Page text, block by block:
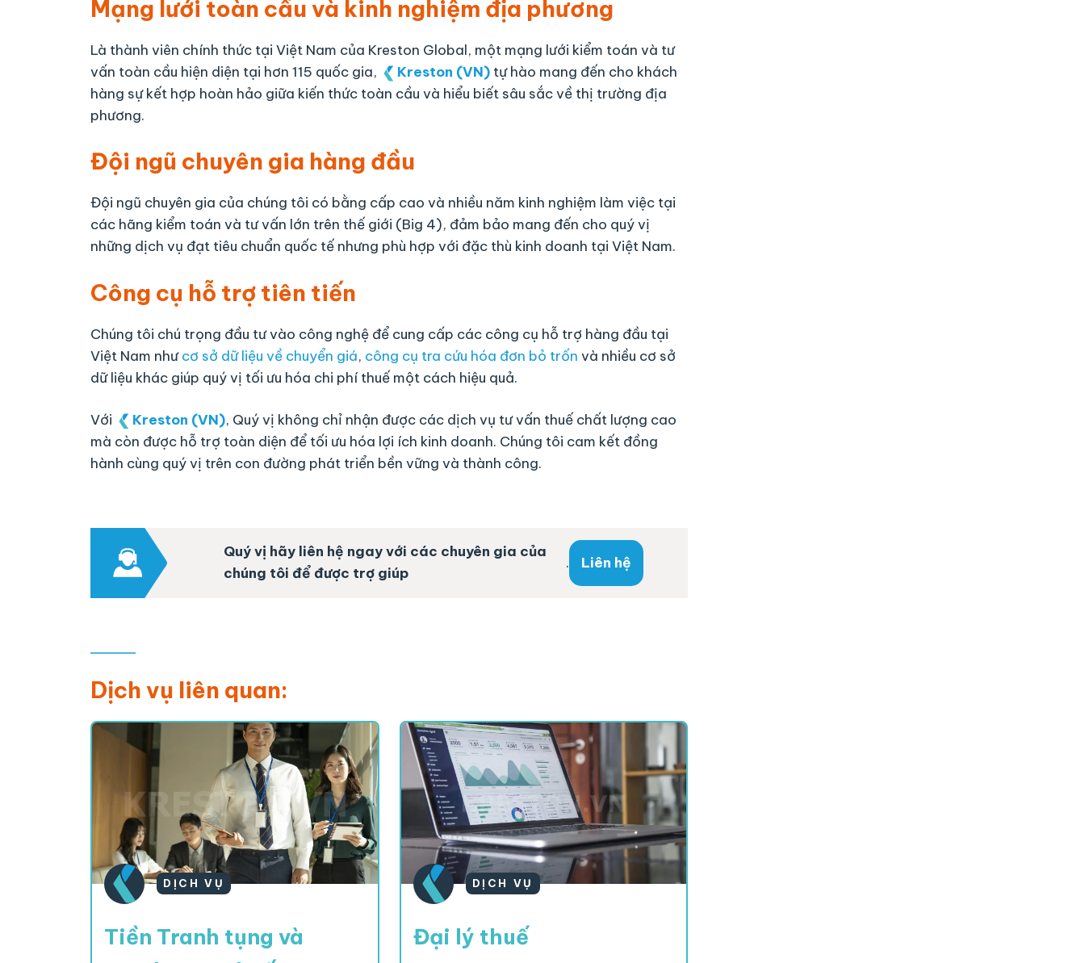
Mạng lưới toàn cầu và kinh nghiệm địa phương
Là thành viên chính thức tại Việt Nam của Kreston Global, một mạng lưới kiểm toán và tư
vấn toàn cầu hiện diện tại hơn 115 quốc gia,
Kreston (VN) tự hào mang đến cho khách
hàng sự kết hợp hoàn hảo giữa kiến thức toàn cầu và hiểu biết sâu sắc về thị trường địa
phương​​​​.
Đội ngũ chuyên gia hàng đầu
Đội ngũ chuyên gia của chúng tôi có bằng cấp cao và nhiều năm kinh nghiệm làm việc tại
các hãng kiểm toán và tư vấn lớn trên thế giới (Big 4), đảm bảo mang đến cho quý vị
những dịch vụ đạt tiêu chuẩn quốc tế nhưng phù hợp với đặc thù kinh doanh tại Việt Nam​​.
Công cụ hỗ trợ tiên tiến
Chúng tôi chú trọng đầu tư vào công nghệ để cung cấp các công cụ hỗ trợ hàng đầu tại
Việt Nam nhưcơ sở dữ liệu về chuyển giá, công cụ tra cứu hóa đơn bỏ trốn và nhiều cơ sở
dữ liệu khác giúp quý vị tối ưu hóa chi phí thuế một cách hiệu quả​​.
Với Kreston (VN), Quý vị không chỉ nhận được các dịch vụ tư vấn thuế chất lượng cao
mà còn được hỗ trợ toàn diện để tối ưu hóa lợi ích kinh doanh. Chúng tôi cam kết đồng
hành cùng quý vị trên con đường phát triển bền vững và thành công.
Quý vị hãy liên hệ ngay với các chuyên gia của
chúng tôi để được trợ giúp
. Liên hệ
Dịch vụ liên quan:
DỊCH VỤ
Tiền Tranh tụng và
DỊCH VỤ
Đại lý thuế